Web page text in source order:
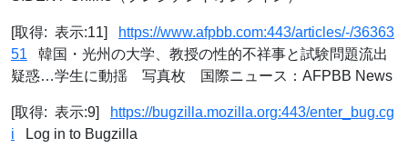
[取得: 表示:11]
https://www.afpbb.com:443/articles/-/36363
51 韓国・光州の大学、教授の性的不祥事と試験問題流出
疑惑…学生に動揺 写真枚 国際ニュース：AFPBB News
[取得: 表示:9]
https://bugzilla.mozilla.org:443/enter_bug.cg
i Log in to Bugzilla